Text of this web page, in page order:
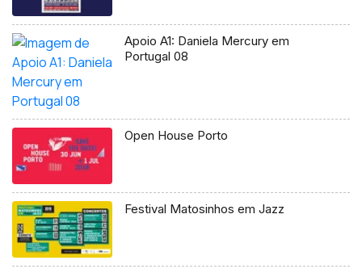
Apoio A1: Daniela Mercury em
Portugal 08
Open House Porto
Festival Matosinhos em Jazz